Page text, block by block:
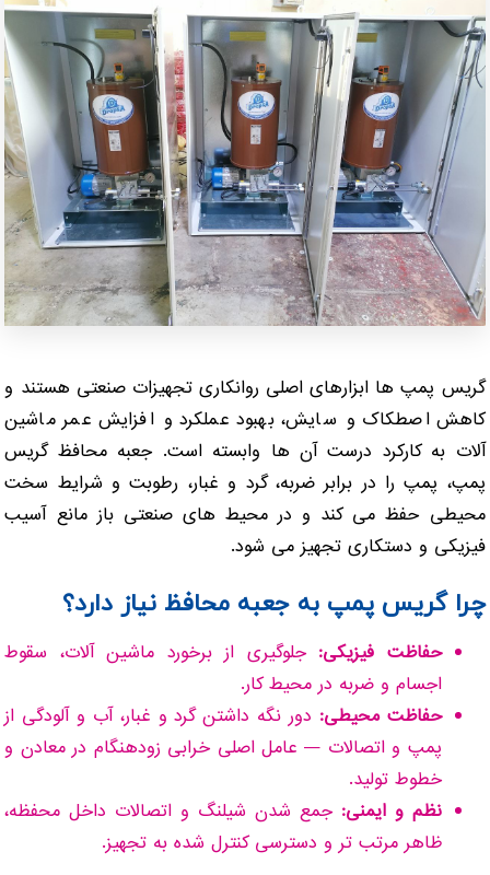
گریس پمپ ها ابزارهای اصلی روانکاری تجهیزات صنعتی هستند و
کاهش اصطکاک و سایش، بهبود عملکرد و افزایش عمر ماشین
آلات به کارکرد درست آن ها وابسته است. جعبه محافظ گریس
پمپ، پمپ را در برابر ضربه، گرد و غبار، رطوبت و شرایط سخت
محیطی حفظ می کند و در محیط های صنعتی باز مانع آسیب
فیزیکی و دستکاری تجهیز می شود.
چرا گریس پمپ به جعبه محافظ نیاز دارد؟
حفاظت فیزیکی: جلوگیری از برخورد ماشین آلات، سقوط
اجسام و ضربه در محیط کار.
حفاظت محیطی: دور نگه داشتن گرد و غبار، آب و آلودگی از
پمپ و اتصالات — عامل اصلی خرابی زودهنگام در معادن و
خطوط تولید.
نظم و ایمنی: جمع شدن شیلنگ و اتصالات داخل محفظه،
ظاهر مرتب تر و دسترسی کنترل شده به تجهیز.